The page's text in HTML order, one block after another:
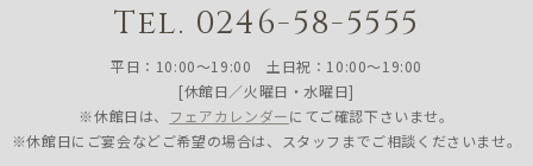
Tel. 0246-58-5555
平日：10:00〜19:00 土日祝：10:00〜19:00
[休館日／火曜日・水曜日]
※休館日は、 フェアカレンダーにてご確認下さいませ。
※休館日にご宴会などご希望の場合は、スタッフまでご相談くださいませ。